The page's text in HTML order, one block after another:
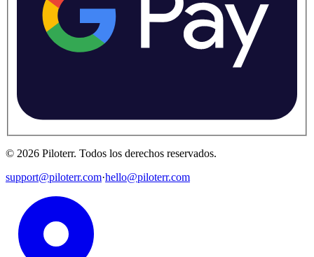
© 2026 Piloterr. Todos los derechos reservados.
support@piloterr.com·hello@piloterr.com